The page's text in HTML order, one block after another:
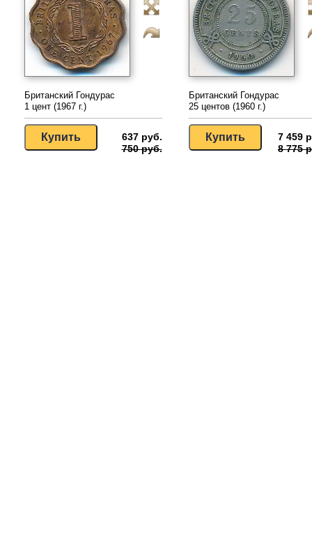
Британский Гондурас
1 цент (1967 г.)
637 руб.
750 руб.
Британский Гондурас
25 центов (1960 г.)
7 459
8 775